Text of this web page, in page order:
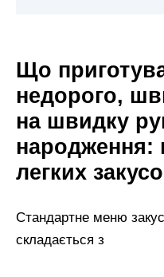
Що
недорого,
на швидку
народження:
легких
Стандартне меню
складається з